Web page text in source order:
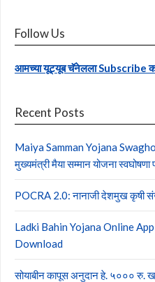
Follow Us
आमच्या यूट्यूब चॅनेलला Subscribe
Recent Posts
Maiya Samman Yojana
मुख्यमंत्री मैया सम्मान योजना
POCRA 2.0: नानाजी देशमुख कृषी
Ladki Bahin Yojana Online
Download
सोयाबीन कापूस अनुदान हे. ५००० रु.